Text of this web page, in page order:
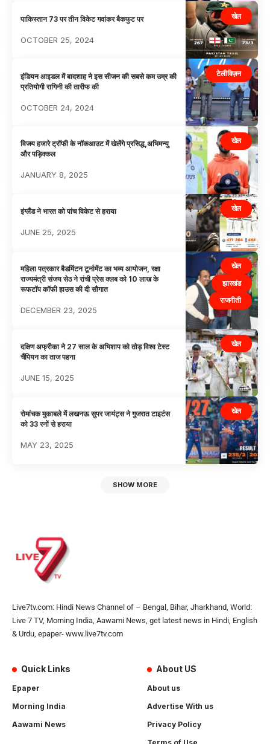
खेल
पाकिस्तान 73 पर तीन विकेट गवांकर बैकफुट पर
OCTOBER 25, 2024
टेलीविज़न
इंडियन आइडल में बादशाह ने इस सीजन की सबसे कम उम्र की
प्रतियोगी रागिनी की तारीफ की
OCTOBER 24, 2024
खेल
विजय हजारे ट्रॉफी के नॉकआउट में खेलेंगे प्रसिद्ध,अभिमन्यु
और पड़िक्कल
JANUARY 8, 2025
खेल
इंग्लैंड ने भारत को पांच विकेट से हराया
JUNE 25, 2025
खेल
झारखंड
राजनीती
महिला पत्रकार बैडमिंटन टूर्नामेंट का भव्य आयोजन, रक्षा
राज्यमंत्री संजय सेठ ने रांची प्रेस क्लब को 10 लाख के
रूफटॉप कॉफी हाउस की दी सौगात
DECEMBER 23, 2025
खेल
दक्षिण अफ्रीका ने 27 साल के अभिशाप को तोड़ विश्व टेस्ट
चैंपियन का ताज पहना
JUNE 15, 2025
खेल
रोमांचक मुकाबले में लखनऊ सुपर जायंट्स ने गुजरात टाइटंस
को 33 रनों से हराया
MAY 23, 2025
SHOW MORE
Live7tv.com: Hindi News Channel of – Bengal, Bihar, Jharkhand, World:
Live 7 TV, Morning India, Aawami News, get latest news in Hindi, English
& Urdu, epaper- www.live7tv.com
Quick Links
Epaper
Morning India
Aawami News
About US
About us
Advertise With us
Privacy Policy